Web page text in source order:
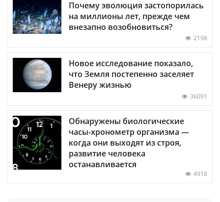
Почему эволюция застопорилась
на миллионы лет, прежде чем
внезапно возобновиться?
2198
Новое исследование показало,
что Земля постепенно заселяет
Венеру жизнью
36091
Обнаружены биологические
часы-хронометр организма —
когда они выходят из строя,
развитие человека
останавливается
4918